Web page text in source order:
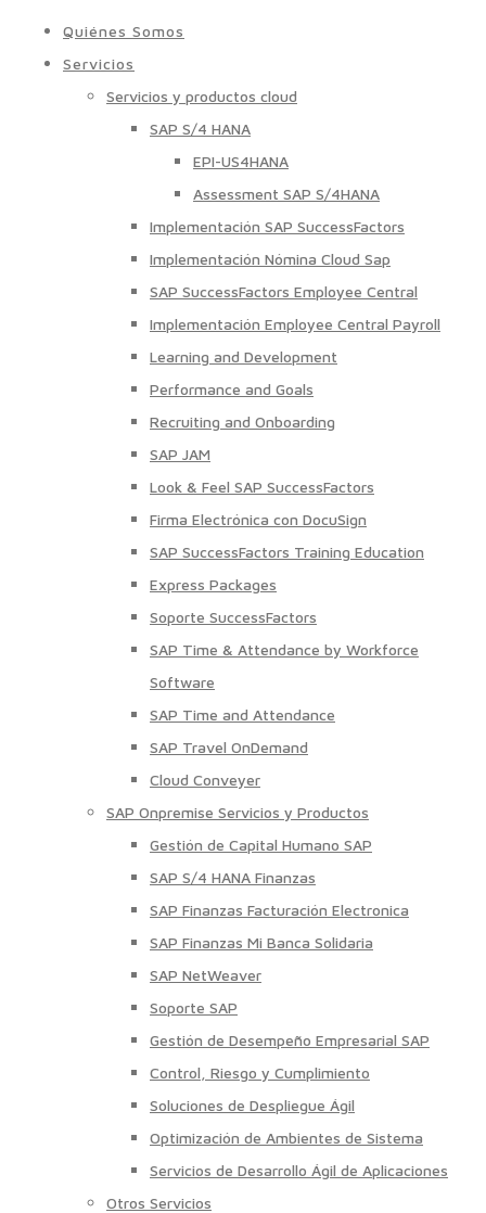
Quiénes Somos
Servicios
Servicios y productos cloud
SAP S/4 HANA
EPI-US4HANA
Assessment SAP S/4HANA
Implementación SAP SuccessFactors
Implementación Nómina Cloud Sap
SAP SuccessFactors Employee Central
Implementación Employee Central Payroll
Learning and Development
Performance and Goals
Recruiting and Onboarding
SAP JAM
Look & Feel SAP SuccessFactors
Firma Electrónica con DocuSign
SAP SuccessFactors Training Education
Express Packages
Soporte SuccessFactors
SAP Time & Attendance by Workforce
Software
SAP Time and Attendance
SAP Travel OnDemand
Cloud Conveyer
SAP Onpremise Servicios y Productos
Gestión de Capital Humano SAP
SAP S/4 HANA Finanzas
SAP Finanzas Facturación Electronica
SAP Finanzas Mi Banca Solidaria
SAP NetWeaver
Soporte SAP
Gestión de Desempeño Empresarial SAP
Control, Riesgo y Cumplimiento
Soluciones de Despliegue Ágil
Optimización de Ambientes de Sistema
Servicios de Desarrollo Ágil de Aplicaciones
Otros Servicios